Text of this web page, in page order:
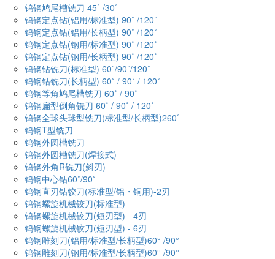
钨钢鸠尾槽铣刀 45˚ /30˚
钨钢定点钻(铝用/标准型) 90˚ /120˚
钨钢定点钻(铝用/长柄型) 90˚ /120˚
钨钢定点钻(钢用/标准型) 90˚ /120˚
钨钢定点钻(钢用/长柄型) 90˚ /120˚
钨钢钻铣刀(标准型) 60˚/90˚/120˚
钨钢钻铣刀(长柄型) 60˚ / 90˚ / 120˚
钨钢等角鸠尾槽铣刀 60˚ / 90˚
钨钢扁型倒角铣刀 60˚ / 90˚ / 120˚
钨钢全球头球型铣刀(标准型/长柄型)260˚
钨钢T型铣刀
钨钢外圆槽铣刀
钨钢外圆槽铣刀(焊接式)
钨钢外角R铣刀(斜刃)
钨钢中心钻60˚/90˚
钨钢直刃钻铰刀(标准型/铝・铜用)-2刃
钨钢螺旋机械铰刀(标准型)
钨钢螺旋机械铰刀(短刃型) - 4刃
钨钢螺旋机械铰刀(短刃型) - 6刃
钨钢雕刻刀(铝用/标准型/长柄型)60° /90°
钨钢雕刻刀(钢用/标准型/长柄型)60° /90°